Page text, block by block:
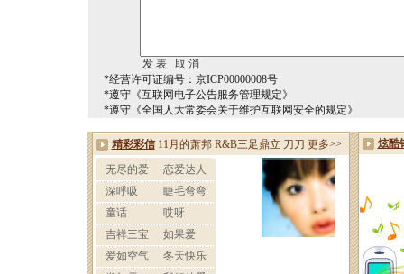
*经营许可证编号：京ICP00000008号
*遵守《互联网电子公告服务管理规定》
*遵守《全国人大常委会关于维护互联网安全的规定》